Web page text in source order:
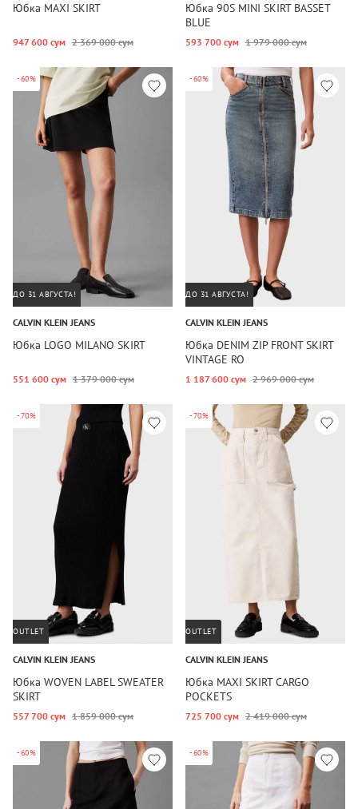
Юбка MAXI SKIRT
947 600 сум 2 369 000 сум
Юбка 90S MINI SKIRT BASSET
BLUE
593 700 сум 1 979 000 сум
-60%
ДО 31 АВГУСТА!
CALVIN KLEIN JEANS
Юбка LOGO MILANO SKIRT
551 600 сум 1 379 000 сум
-60%
ДО 31 АВГУСТА!
CALVIN KLEIN JEANS
Юбка DENIM ZIP FRONT SKIRT
VINTAGE RO
1 187 600 сум 2 969 000 сум
-70%
OUTLET
CALVIN KLEIN JEANS
Юбка WOVEN LABEL SWEATER
SKIRT
557 700 сум 1 859 000 сум
-70%
OUTLET
CALVIN KLEIN JEANS
Юбка MAXI SKIRT CARGO
POCKETS
725 700 сум 2 419 000 сум
-60% -60%